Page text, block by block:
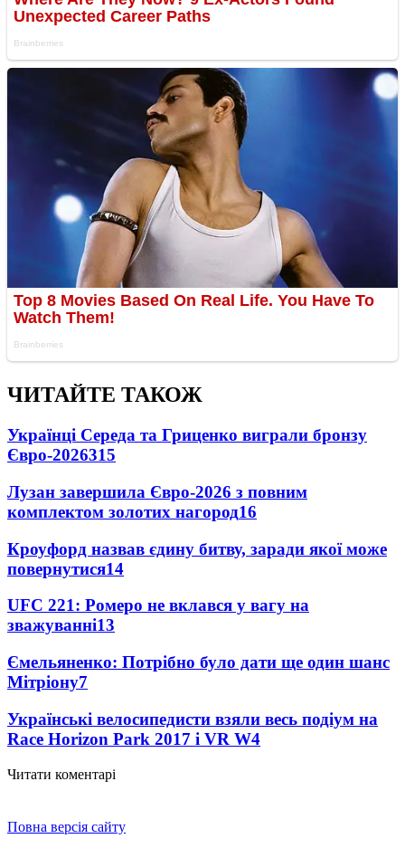
ЧИТАЙТЕ ТАКОЖ
Українці Середа та Гриценко виграли бронзу
Євро-2026315
Лузан завершила Євро-2026 з повним
комплектом золотих нагород16
Кроуфорд назвав єдину битву, заради якої може
повернутися14
UFC 221: Ромеро не вклався у вагу на
зважуванні13
Ємельяненко: Потрібно було дати ще один шанс
Мітріону7
Українські велосипедисти взяли весь подіум на
Race Horizon Park 2017 і VR W4
Читати коментарі
Повна версія сайту